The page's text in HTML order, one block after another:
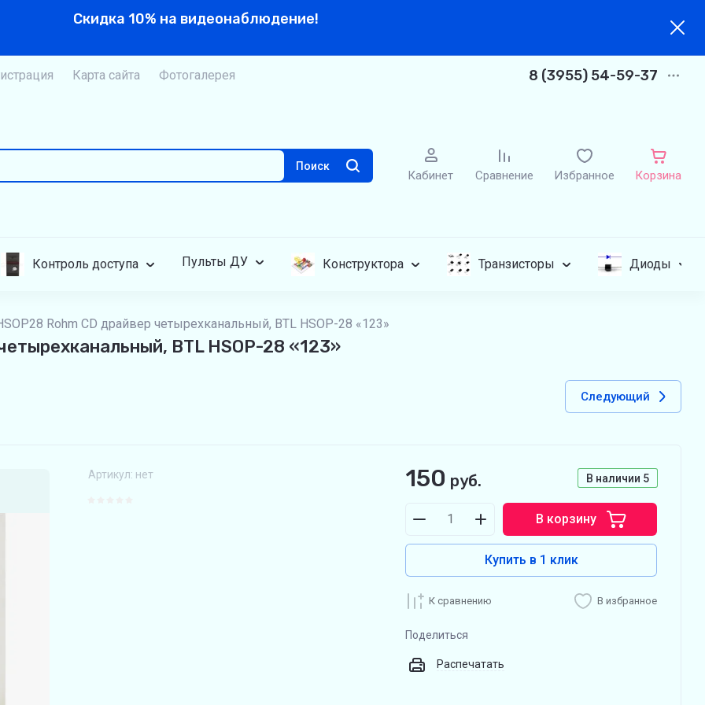
Скидка 10% на видеонаблюдение!
Карта сайта Фотогалерея 8 (3955) 54-59-37
Поиск
Кабинет Сравнение Избранное Корзина
Контроль доступа Пульты ДУ Конструктора Транзисторы Диоды
Rohm CD драйвер четырехканальный, BTL HSOP-28 «123»
BTL HSOP-28 «123»
Следующий
Артикул: нет В наличии 5
150 руб.
В корзину
Купить в 1 клик
К сравнению В избранное
Поделиться
Распечатать